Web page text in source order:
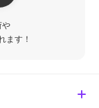
や
ます！